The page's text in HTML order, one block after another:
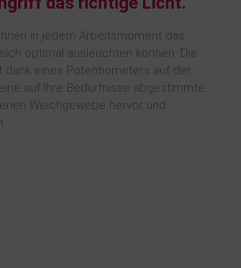
in jedem Arbeitsmoment das
optimal ausleuchten können. Die
dank eines Potentiometers auf der
auf Ihre Bedürfnisse abgestimmte
Weichgewebe hervor und